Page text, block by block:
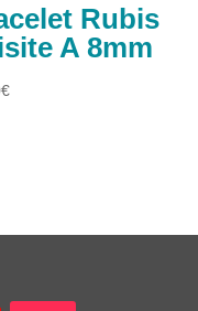
Rubis
A 8mm
€